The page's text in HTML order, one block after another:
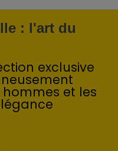
: l'art du
exclusive
et les